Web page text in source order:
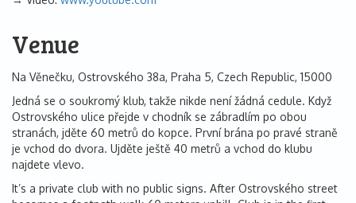
Venue
Na Věnečku, Ostrovského 38a, Praha 5, Czech Republic, 15000
Jedná se o soukromý klub, takže nikde není žádná cedule. Když
Ostrovského ulice přejde v chodník se zábradlím po obou
stranách, jděte 60 metrů do kopce. První brána po pravé straně
je vchod do dvora. Ujděte ještě 40 metrů a vchod do klubu
najdete vlevo.
It’s a private club with no public signs. After Ostrovského street